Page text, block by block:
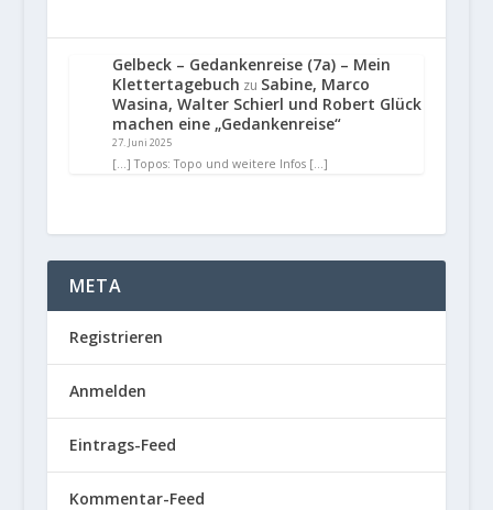
Gelbeck – Gedankenreise (7a) – Mein
Klettertagebuch zu Sabine, Marco
Wasina, Walter Schierl und Robert Glück
machen eine „Gedankenreise“
27. Juni 2025
[…] Topos: Topo und weitere Infos […]
META
Registrieren
Anmelden
Eintrags-Feed
Kommentar-Feed